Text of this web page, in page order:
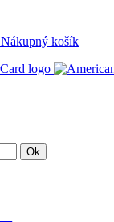
Nákupný košík
Ok